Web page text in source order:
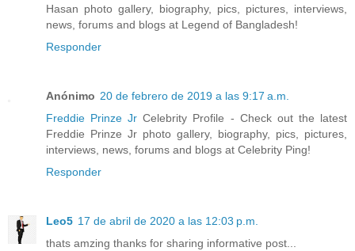
Hasan photo gallery, biography, pics, pictures, interviews,
news, forums and blogs at Legend of Bangladesh!
Responder
Anónimo 20 de febrero de 2019 a las 9:17 a.m.
Freddie Prinze Jr Celebrity Profile - Check out the latest
Freddie Prinze Jr photo gallery, biography, pics, pictures,
interviews, news, forums and blogs at Celebrity Ping!
Responder
Leo5 17 de abril de 2020 a las 12:03 p.m.
thats amzing thanks for sharing informative post...